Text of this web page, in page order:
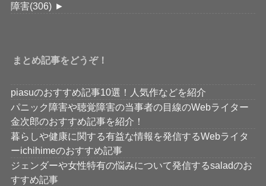
障害(306) ►
まとめ記事をどうぞ！
piasuのおすすめ記事10選！人気作などを紹介
パニック障害や聴覚障害の当事者の目線のWebライター
金次郎のおすすめ記事を紹介！
暮らしや健康に関する有益な情報を発信するWebライタ
ーichihimeのおすすめ記事
ジェンダーや女性特有の悩みについて発信するsaladのお
すすめ記事